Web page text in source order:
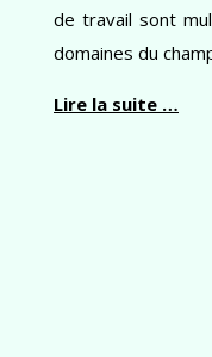
de travail sont
domaines du
Lire la suite …